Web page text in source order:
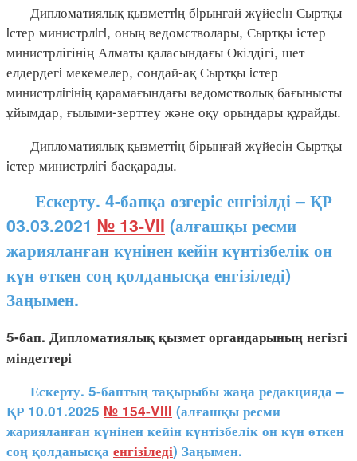
Дипломатиялық қызметтiң бiрыңғай жүйесiн Сыртқы
iстер министрлiгi, оның ведомстволары, Сыртқы істер
министрлігінің Алматы қаласындағы Өкілдігі, шет
елдердегi мекемелер, сондай-ақ Сыртқы iстер
министрлiгiнiң қарамағындағы ведомстволық бағынысты
ұйымдар, ғылыми-зерттеу және оқу орындары құрайды.
Дипломатиялық қызметтiң бiрыңғай жүйесiн Сыртқы
iстер министрлiгi басқарады.
Ескерту. 4-бапқа өзгеріс енгізілді – ҚР
03.03.2021 № 13-VII (алғашқы ресми
жарияланған күнінен кейін күнтізбелік он
күн өткен соң қолданысқа енгізіледі)
Заңымен.
5-бап. Дипломатиялық қызмет органдарының негізгі
міндеттері
Ескерту. 5-баптың тақырыбы жаңа редакцияда –
ҚР 10.01.2025 № 154-VIII (алғашқы ресми
жарияланған күнінен кейін күнтізбелік он күн өткен
соң қолданысқа енгізіледі) Заңымен.